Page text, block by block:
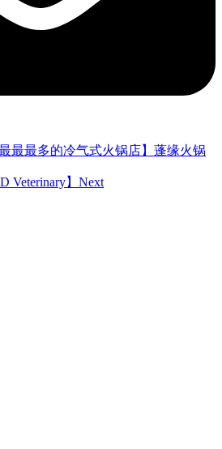
最最最多的冷气式火锅店】蓬缘火锅
Veterinary】 Next